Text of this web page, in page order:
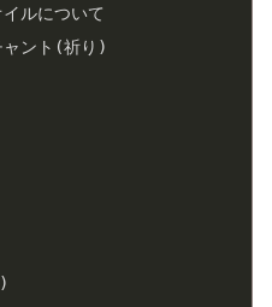
ルについて
ャント(祈り)